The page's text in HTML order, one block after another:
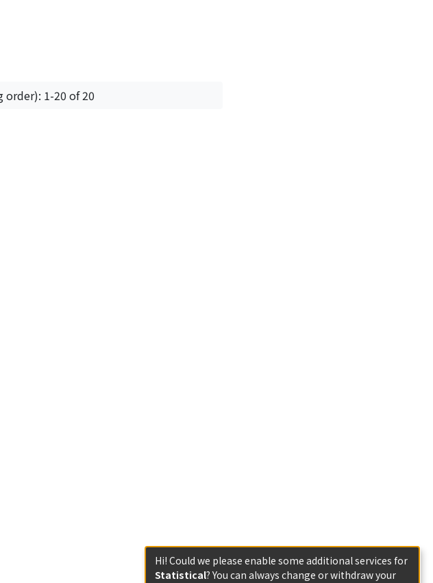
order): 1-20 of 20
Hi! Could we please enable some additional services for
Statistical? You can always change or withdraw your